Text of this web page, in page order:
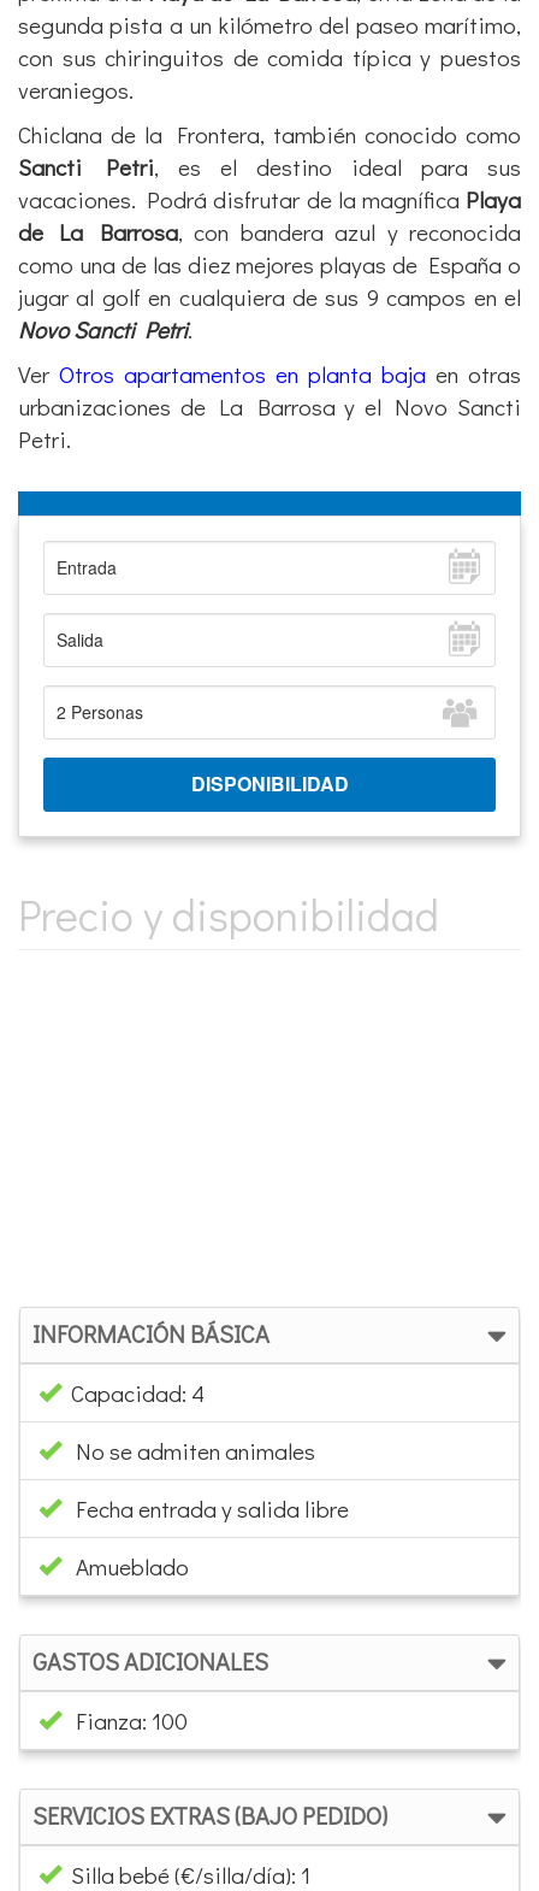
veraniegos.
Chiclana de la Frontera, también conocido como
Sancti Petri
vacaciones. Podrá disfrutar de la magníficaPlaya
de La Barrosa , con bandera azul y reconocida
como una de las diez mejores playas de España o
jugar al golf en cualquiera de sus 9 campos en el
Novo Sancti Petri .
Ver
Otros apartamentos en planta baja en otras
Petri.
Precio y disponibilidad
Capacidad: 4
No se admiten animales
Fecha entrada y salida libre
Amueblado
GASTOS ADICIONALES
Fianza: 100
SERVICIOS EXTRAS (BAJO PEDIDO)
Silla bebé (€/silla/día): 1
Cuna (€ /cuna /día): 2